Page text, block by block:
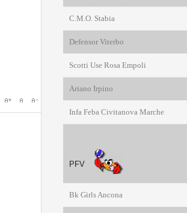
C.M.O. Stabia
Defensor Viterbo
Scotti Use Rosa Empoli
Ariano Irpino
Infa Feba Civitanova Marche
PFV
Bk Girls Ancona